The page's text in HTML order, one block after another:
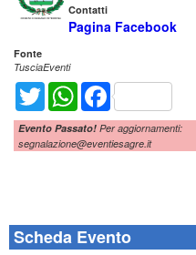
Contatti
Pagina Facebook
Fonte
TusciaEventi
Twitter WhatsAppFacebook
Evento Passato! Per aggiornamenti:
segnalazione@eventiesagre.it
Scheda Evento